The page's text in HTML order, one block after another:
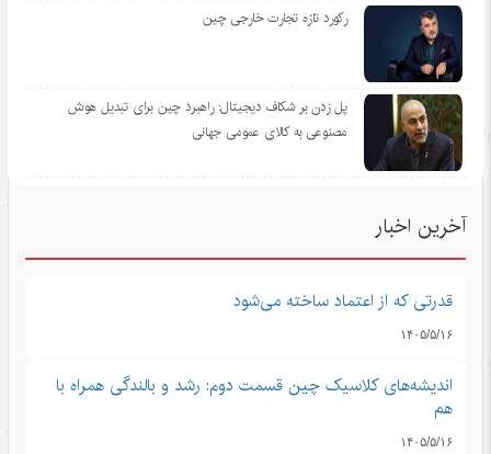
رکورد تازه تجارت خارجی چین
پل زدن بر شکاف دیجیتال: راهبرد چین برای تبدیل هوش
مصنوعی به کالای عمومی جهانی
آخرین اخبار
قدرتی که از اعتماد ساخته می‌شود
۱۴۰۵/۵/۱۶
اندیشه‌های کلاسیک چین قسمت دوم: رشد و بالندگی همراه با
هم
۱۴۰۵/۵/۱۶